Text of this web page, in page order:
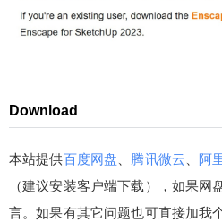
Download
本站提供百度网盘 腾讯微云 阿
（建议安装客户端下载），如果网
言。如果有其它问题也可直接加我
二维码 腾讯微云下载 提取
下载 二维码 注：注册本网
程，直接晋级为SketchUp高